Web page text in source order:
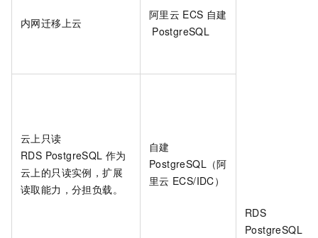
内网迁移上云
阿里云 ECS 自建
PostgreSQL
RDS
PostgreSQL
云上只读
RDS PostgreSQL 作为
云上的只读实例，扩展
读取能力，分担负载。
自建
PostgreSQL（阿
里云 ECS/IDC）